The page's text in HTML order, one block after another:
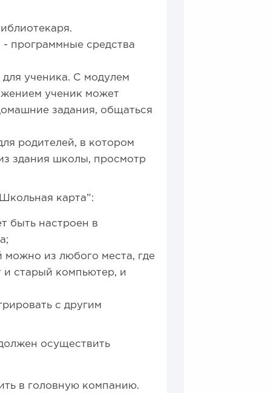
программные средства
ученика. С модулем
ученик может
задания, общаться
родителей, в котором
здания школы, просмотр
карта”:
быть настроен в
можно из любого места, где
и старый компьютер, и
с другим
осуществить
в головную компанию.